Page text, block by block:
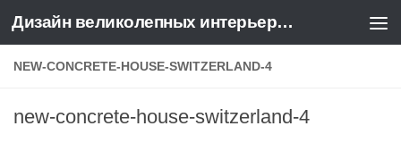
Перейти к содержимому Дизайн великолепных интерьеров квартир и домов
NEW-CONCRETE-HOUSE-SWITZERLAND-4
new-concrete-house-switzerland-4